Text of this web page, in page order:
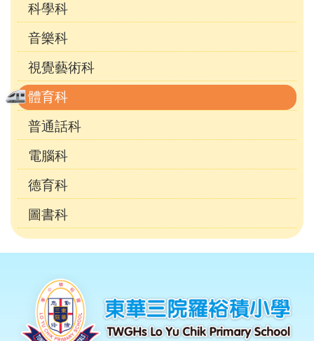
科學科
音樂科
視覺藝術科
體育科
普通話科
電腦科
德育科
圖書科